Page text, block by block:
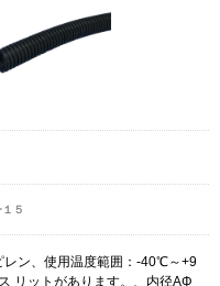
５
レン、使用温度範囲：-40℃～+9
リットがあります。、内径AΦ